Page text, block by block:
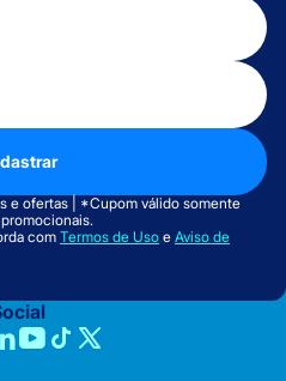
e ofertas | *Cupom válido somente
com Termos de Uso e Aviso de